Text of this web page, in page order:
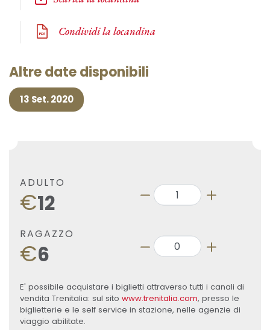
Condividi la locandina
Altre date disponibili
13 Set. 2020
ADULTO
€12
RAGAZZO
€6
E' possibile acquistare i biglietti attraverso tutti i canali di
vendita Trenitalia: sul sito www.trenitalia.com, presso le
biglietterie e le self service in stazione, nelle agenzie di
viaggio abilitate.